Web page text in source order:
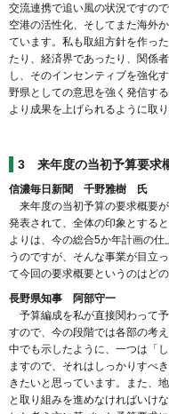
交流連携で追い風の状況ですの
空港の活性化、そしてまた海外
ています。私も取組方針を作っ
たり、経済界であったり、関係
し、そのインセンティブを強化
野県としての意思を強く発信す
より成果を上げられるように取
3 来年度の当初予算要求
信濃毎日新聞 千野雅樹 氏
来年度の当初予算の要求概要
発表されて、全体の印象とする
よりは、今の総合5か年計画の
うのですが、そんな事業が目立
て今回の要求概要というのはど
長野県知事 阿部守一
予算編成を私が直接関わって
すので、今の段階では各部の考
中でも示したように、一つは「
ますので、それはしっかりすべ
きたいと思っています。また、
と取り組みを進めなければいけ